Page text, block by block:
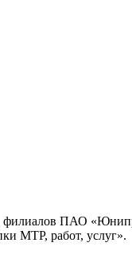
филиалов ПАО
МТР, работ, услуг».